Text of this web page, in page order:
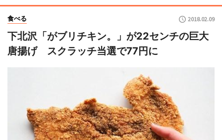
食べる 2018.02.09
下北沢「がブリチキン。」が22センチの巨大
唐揚げ スクラッチ当選で77円に